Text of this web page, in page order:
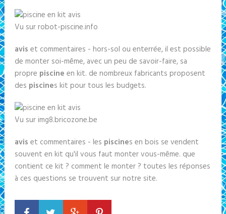
Vu sur robot-piscine.info
avis et commentaires - hors-sol ou enterrée, il est possible
de monter soi-même, avec un peu de savoir-faire, sa
propre piscine en kit. de nombreux fabricants proposent
des piscines kit pour tous les budgets.
Vu sur img8.bricozone.be
avis et commentaires - les piscines en bois se vendent
souvent en kit qu'il vous faut monter vous-même. que
contient ce kit ? comment le monter ? toutes les réponses
à ces questions se trouvent sur notre site.